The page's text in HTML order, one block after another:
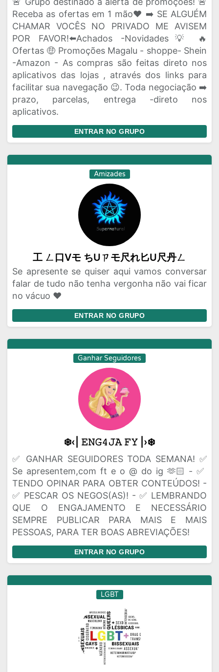
Receba as ofertas em 1 mão❤️ ➡️ SE ALGUÉM
CHAMAR VOCÊS NO PRIVADO ME AVISEM
POR FAVOR!⬅️Achados -Novidades💡 🔥
Ofertas 🤑 Promoções Magalu - shoppe- Shein
-Amazon - As compras são feitas direto nos
aplicativos das lojas , através dos links para
facilitar sua navegação 😉. Toda negociação ➡️
prazo, parcelas, entrega -direto nos
aplicativos.
ENTRAR NO GRUPO
Amizades
工 ㄥ口Vモ ちUㄗモ尺れ匕U尺丹ㄥ
Se apresente se quiser aqui vamos conversar
falar de tudo não tenha vergonha não vai ficar
no vácuo ❤️
ENTRAR NO GRUPO
Ganhar Seguidores
❄️‹| 𝙴𝙽𝙶𝟺𝙹𝙰 𝙵𝚈 |›❄️
✅ GANHAR SEGUIDORES TODA SEMANA! ✅
Se apresentem,com ft e o @ do ig 🫶🏻 - ✅
TENDO OPINAR PARA OBTER CONTEÚDOS! -
✅ PESCAR OS NEGOS(AS)! - ✅ LEMBRANDO
QUE O ENGAJAMENTO E NECESSÁRIO
SEMPRE PUBLICAR PARA MAIS E MAIS
PESSOAS, PARA TER BOAS ABREVIAÇÕES!
ENTRAR NO GRUPO
LGBT